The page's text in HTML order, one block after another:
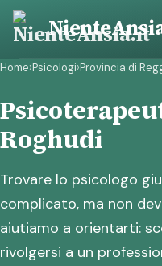
Vai
contenuto
Home›Psicologi›Provincia di
Roghudi
Trovare lo psicologo
complicato, ma non
aiutiamo a orientarti:
rivolgersi a un